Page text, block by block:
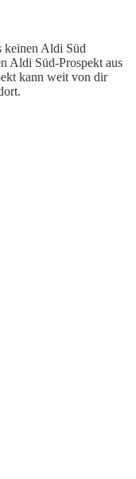
keinen Aldi Süd
Aldi Süd-Prospekt aus
kann weit von dir